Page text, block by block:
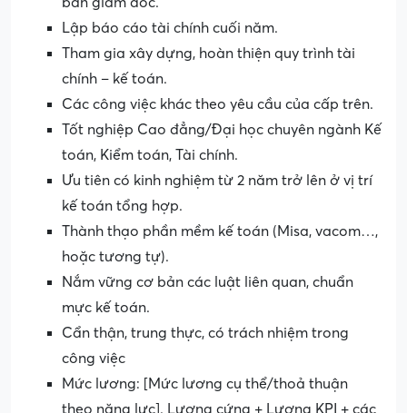
Lập báo cáo tài chính cuối năm.
Tham gia xây dựng, hoàn thiện quy trình tài
chính – kế toán.
Các công việc khác theo yêu cầu của cấp trên.
Tốt nghiệp Cao đẳng/Đại học chuyên ngành Kế
toán, Kiểm toán, Tài chính.
Ưu tiên có kinh nghiệm từ 2 năm trở lên ở vị trí
kế toán tổng hợp.
Thành thạo phần mềm kế toán (Misa, vacom…,
hoặc tương tự).
Nắm vững cơ bản các luật liên quan, chuẩn
mực kế toán.
Cẩn thận, trung thực, có trách nhiệm trong
công việc
Mức lương: [Mức lương cụ thể/thoả thuận